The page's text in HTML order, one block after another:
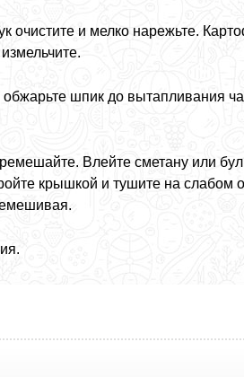
и мелко нарежьте.
шпик до вытапливания
Влейте сметану или
крышкой и тушите на слабом